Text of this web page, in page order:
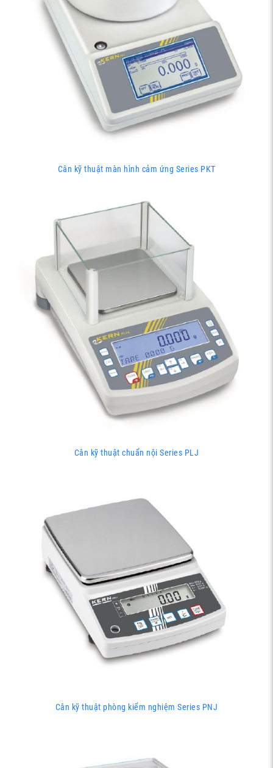
Cân kỹ thuật màn hình cảm ứng Series PKT
Cân kỹ thuật chuẩn nội Series PLJ
Cân kỹ thuật phòng kiểm nghiệm Series PNJ